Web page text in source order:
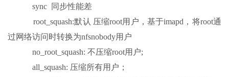
sync 同步性能差
root_squash:默认 压缩root用户，基于imapd，将root通
过网络访问时转换为nfsnobody用户
no_root_squash: 不压缩root用户;
all_squash: 压缩所有用户；